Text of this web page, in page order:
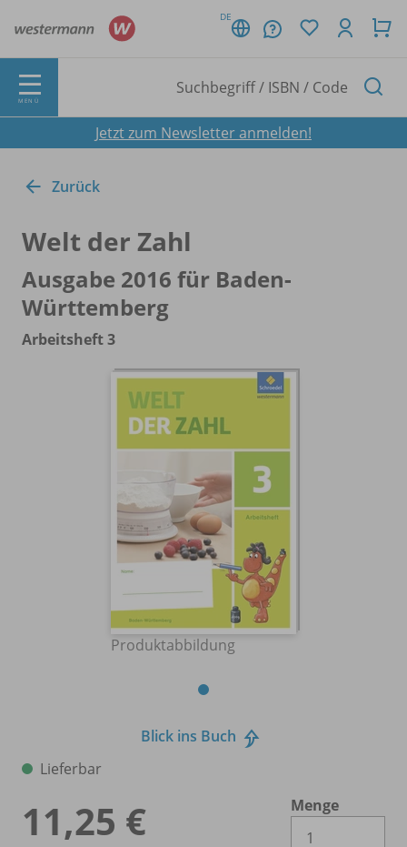
DE
MENÜ
Jetzt zum Newsletter anmelden!
Zurück
Welt der Zahl
Ausgabe 2016 für Baden-
Württemberg
Arbeitsheft 3
Produktabbildung
Blick ins Buch
Lieferbar
11,25 €
Menge